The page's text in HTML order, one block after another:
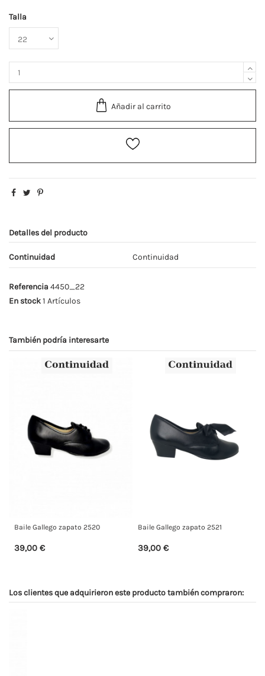
Talla
Añadir al carrito
Detalles del producto
Continuidad Continuidad
Referencia 4450_22
En stock1 Artículos
También podría interesarte
Baile Gallego zapato 2520
39,00 €
Baile Gallego zapato 2521
39,00 €
Los clientes que adquirieron este producto también compraron: